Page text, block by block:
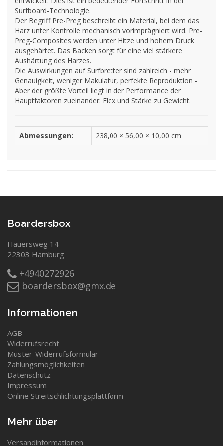
Surfboard-Technologie.
Der Begriff Pre-Preg beschreibt ein Material, bei dem das
Harz unter Kontrolle mechanisch vorimprägniert wird. Pre-
Preg-Composites werden unter Hitze und hohem Druck
ausgehärtet. Das Backen sorgt für eine viel stärkere
Aushärtung des Harzes.
Die Auswirkungen auf Surfbretter sind zahlreich - mehr
Genauigkeit, weniger Makulatur, perfekte Reproduktion -
Aber der größte Vorteil liegt in der Performance der
Hauptfaktoren zueinander: Flex und Stärke zu Gewicht.
Abmessungen: 238,00 × 56,00 × 10,00 cm
Boardersbox
Hauersweg 14
22303 Hamburg
+4940272926
boardersbox@gmx.de
Informationen
AGB
Widerrufsrecht
Muster-Widerrufsformular
Zahlungsmöglichkeiten
Datenschutz
Impressum
Online Streitschlichtungsplattform
Mehr über
Versandinformationen